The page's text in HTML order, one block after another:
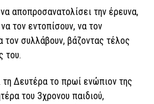
αποπροσανατολίσει την έρευνα,
τον εντοπίσουν, να τον
τον συλλάβουν, βάζοντας τέλος
του.
Δευτέρα το πρωί ενώπιον της
του 3χρονου παιδιού,